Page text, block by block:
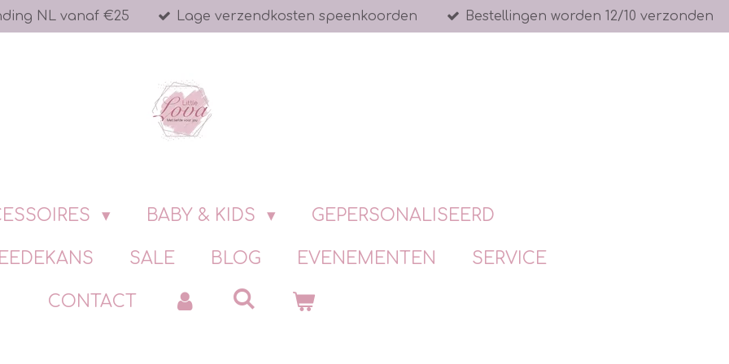
NL vanaf €25 Lage verzendkosten speenkoorden Bestellingen worden 12/10 verzonden
BABY & KIDS GEPERSONALISEERD
SALE BLOG EVENEMENTEN SERVICE
CONTACT